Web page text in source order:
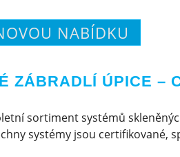
NABÍDKU
ZÁBRADLÍ ÚPICE –
sortiment systémů
systémy jsou certifikované,